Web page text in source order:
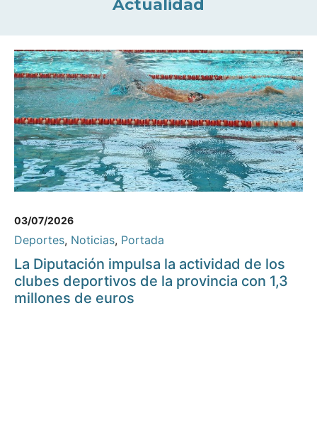
Actualidad
03/07/2026
Deportes, Noticias, Portada
La Diputación impulsa la actividad de los
clubes deportivos de la provincia con 1,3
millones de euros